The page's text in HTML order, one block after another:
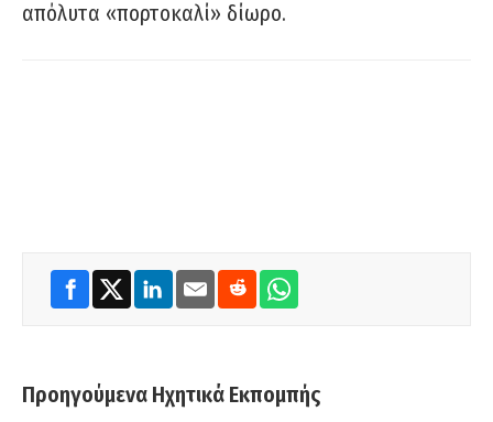
απόλυτα «πορτοκαλί» δίωρο.
Προηγούμενα Ηχητικά Εκπομπής